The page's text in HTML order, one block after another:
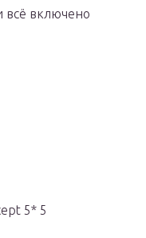
всё включено
5* 5